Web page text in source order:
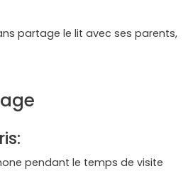
partage le lit avec ses parents,
pendant le temps de visite